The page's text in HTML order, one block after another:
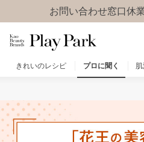
お問い合わせ窓口休
きれいのレシピ プロに聞く